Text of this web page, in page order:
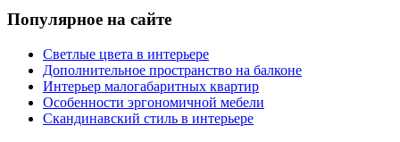
Популярное на сайте
Светлые цвета в интерьере
Дополнительное пространство на балконе
Интерьер малогабаритных квартир
Особенности эргономичной мебели
Скандинавский стиль в интерьере